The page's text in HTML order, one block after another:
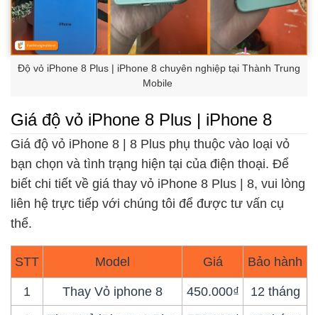
Độ vỏ iPhone 8 Plus | iPhone 8 chuyên nghiệp tại Thành Trung
Mobile
Giá độ vỏ iPhone 8 Plus | iPhone 8
Giá độ vỏ iPhone 8 | 8 Plus phụ thuộc vào loại vỏ
bạn chọn và tình trạng hiện tại của điện thoại. Để
biết chi tiết về giá thay vỏ iPhone 8 Plus | 8, vui lòng
liên hệ trực tiếp với chúng tôi để được tư vấn cụ
thể.
STT Model Giá Bảo hành
1 Thay Vỏ iphone 8 450.000₫
12 tháng